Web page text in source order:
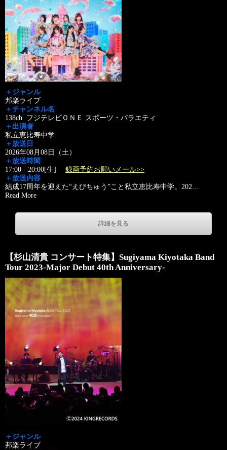
＋ジャンル
邦楽ライブ
＋チャンネル名
138ch フジテレビＯＮＥ スポーツ・バラエティ
＋出演者
私立恵比寿中学
＋放送日
2026年08月08日（土）
＋放送時間
17:00 - 20:00[生] 録画予約お願いメール>>
＋放送内容
結成17周年を迎えた“えびちゅう”こと私立恵比寿中学。202…
Read More
詳細を見る
【杉山清貴 コンサート特集】Sugiyama Kiyotaka Band
Tour 2023-Major Debut 40th Anniversary-
＋ジャンル
邦楽ライブ